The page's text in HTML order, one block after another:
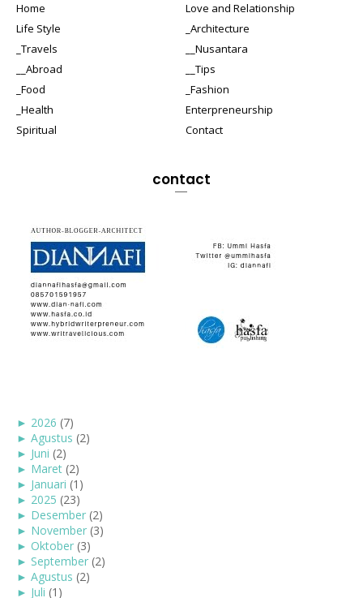
Home
Love and Relationship
Life Style
_Architecture
_Travels
__Nusantara
__Abroad
__Tips
_Food
_Fashion
_Health
Enterpreneurship
Spiritual
Contact
contact
► 2026 (7)
► Agustus (2)
► Juni (2)
► Maret (2)
► Januari (1)
► 2025 (23)
► Desember (2)
► November (3)
► Oktober (3)
► September (2)
► Agustus (2)
► Juli (1)